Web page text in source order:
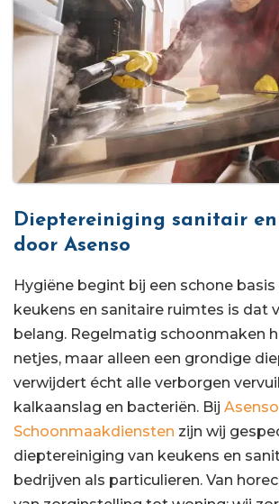
Dieptereiniging sanitair en
door Asenso
Hygiëne begint bij een schone basis
keukens en sanitaire ruimtes is dat
belang. Regelmatig schoonmaken
netjes, maar alleen een grondige
verwijdert écht alle verborgen
kalkaanslag en bacteriën. Bij Asenso
Schoonmaakdiensten zijn wij
dieptereiniging van keukens en
bedrijven als particulieren. Van